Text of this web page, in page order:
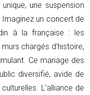
une suspension
un concert de
à la française : les
chargés d’histoire,
Ce mariage des
diversifié, avide de
L’alliance de